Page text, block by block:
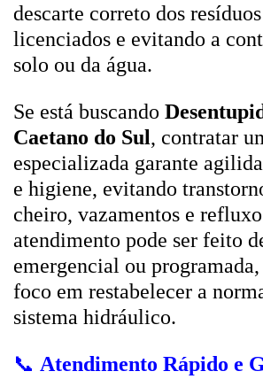
descarte correto dos
licenciados e evitando a
solo ou da água.
Se está buscando
Caetano do Sul, contratar
especializada garante
e higiene, evitando
cheiro, vazamentos e
atendimento pode ser feito
emergencial ou
foco em restabelecer a
sistema hidráulico.
📞 Atendimento Rápido e